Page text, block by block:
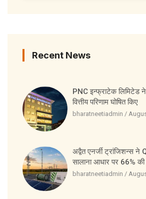
Recent News
PNC इन्फ्राटेक लिमिटेड
वित्तीय परिणाम घोषित किए
bharatneetiadmin
अद्वैत एनर्जी ट्रांजिशन्स
सालाना आधार पर 66% की
bharatneetiadmin